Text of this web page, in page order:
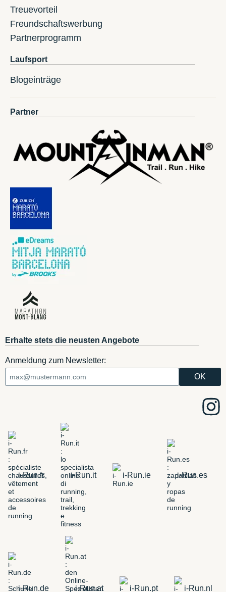
Treuevorteil
Freundschaftswerbung
Partnerprogramm
Laufsport
Blogeinträge
Partner
Erhalte stets die neusten Angebote
Anmeldung zum Newsletter:
i-Run.fr i-Run.it i-Run.ie i-Run.es
i-Run.de i-Run.at i-Run.pt i-Run.nl